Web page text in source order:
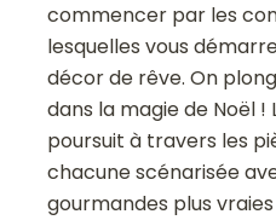
commencer par les
lesquelles vous
décor de rêve. On
dans la magie de Noël
poursuit à travers les
chacune scénarisée
gourmandes plus